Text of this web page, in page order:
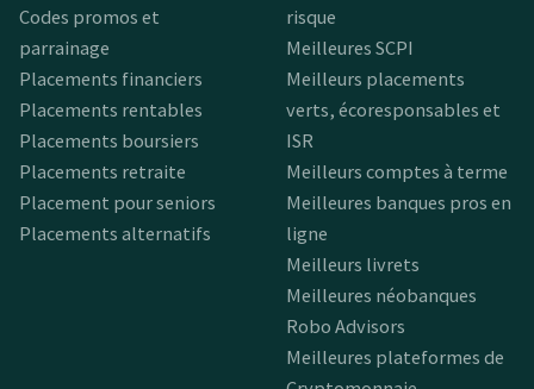
Codes promos et
parrainage
Placements financiers
Placements rentables
Placements boursiers
Placements retraite
Placement pour seniors
Placements alternatifs
risque
Meilleures SCPI
Meilleurs placements
verts, écoresponsables et
ISR
Meilleurs comptes à terme
Meilleures banques pros en
ligne
Meilleurs livrets
Meilleures néobanques
Robo Advisors
Meilleures plateformes de